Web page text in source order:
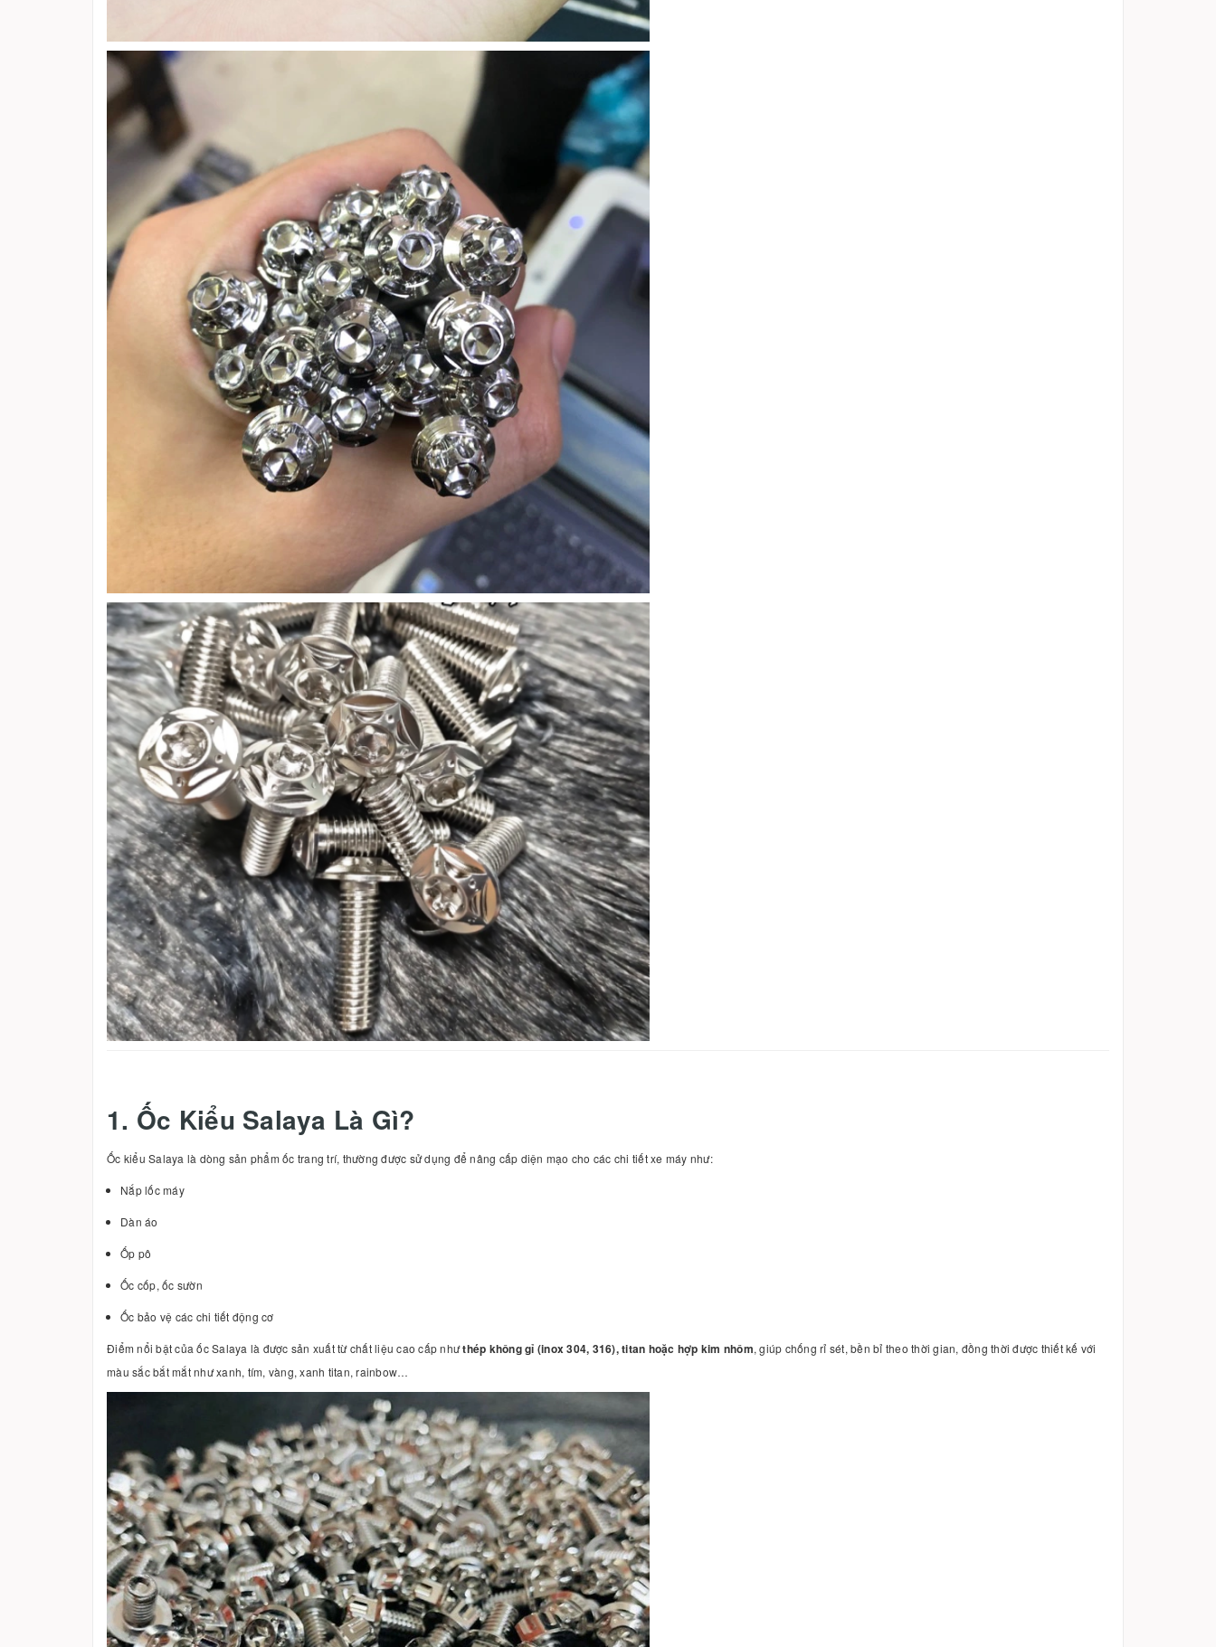
1. Ốc Kiểu Salaya Là Gì?
Ốc kiểu Salaya là dòng sản phẩm ốc trang trí, thường được sử dụng để nâng cấp diện mạo cho các chi tiết xe máy như:
Nắp lốc máy
Dàn áo
Ốp pô
Ốc cốp, ốc sườn
Ốc bảo vệ các chi tiết động cơ
Điểm nổi bật của ốc Salaya là được sản xuất từ chất liệu cao cấp nhưthép không gỉ (inox 304, 316), titan hoặc hợp kim nhôm, giúp chống rỉ sét, bền bỉ theo thời gian, đồng thời được thiết kế với
màu sắc bắt mắt như xanh, tím, vàng, xanh titan, rainbow…